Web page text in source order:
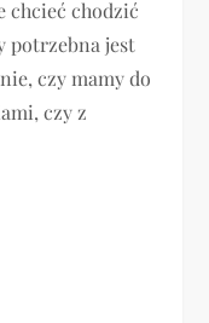
chcieć chodzić
potrzebna jest
czy mamy do
czy z